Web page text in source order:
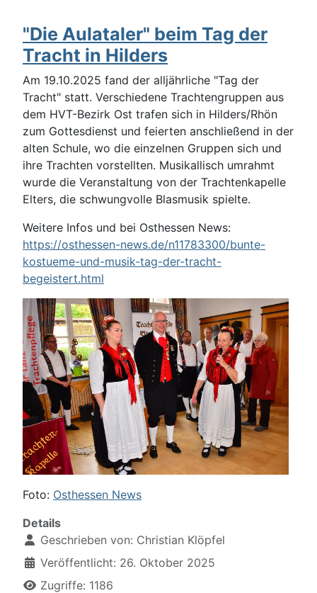
"Die Aulataler" beim Tag der
Tracht in Hilders
Am 19.10.2025 fand der alljährliche "Tag der
Tracht" statt. Verschiedene Trachtengruppen aus
dem HVT-Bezirk Ost trafen sich in Hilders/Rhön
zum Gottesdienst und feierten anschließend in der
alten Schule, wo die einzelnen Gruppen sich und
ihre Trachten vorstellten. Musikallisch umrahmt
wurde die Veranstaltung von der Trachtenkapelle
Elters, die schwungvolle Blasmusik spielte.
Weitere Infos und bei Osthessen News:
https://osthessen-news.de/n11783300/bunte-
kostueme-und-musik-tag-der-tracht-
begeistert.html
Foto: Osthessen News
Details
Geschrieben von: Christian Klöpfel
Veröffentlicht: 26. Oktober 2025
Zugriffe: 1186